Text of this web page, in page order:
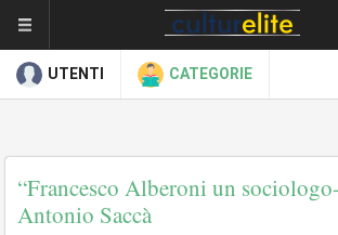
UTENTI CATEGORIE
“Francesco Alberoni un
Antonio Saccà